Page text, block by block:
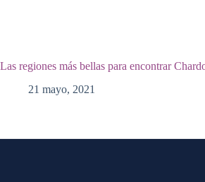
Las regiones más bellas para encontrar
21 mayo, 2021